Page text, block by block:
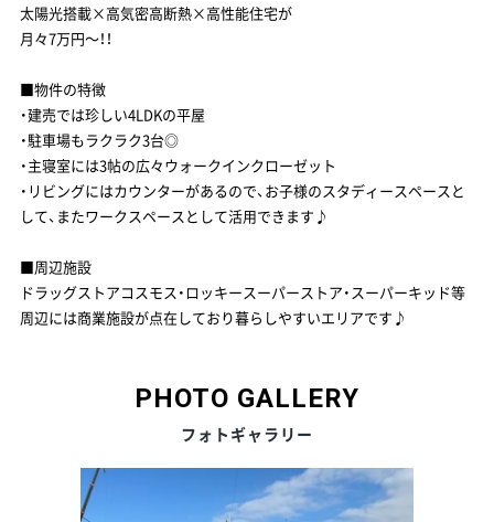
太陽光搭載×高気密高断熱×高性能住宅が
月々7万円～！！
■物件の特徴
・建売では珍しい4LDKの平屋
・駐車場もラクラク3台◎
・主寝室には3帖の広々ウォークインクローゼット
・リビングにはカウンターがあるので、お子様のスタディースペースと
して、またワークスペースとして活用できます♪
■周辺施設
ドラッグストアコスモス・ロッキースーパーストア・スーパーキッド等
周辺には商業施設が点在しており暮らしやすいエリアです♪
PHOTO GALLERY
フォトギャラリー